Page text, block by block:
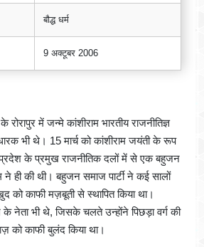
बौद्ध धर्म
9 अक्टूबर 2006
रोरापुर में जन्मे कांशीराम भारतीय राजनीतिज्ञ
भी थे। 15 मार्च को कांशीराम जयंती के रूप
प्रदेश के प्रमुख राजनीतिक दलों में से एक बहुजन
ने ही की थी। बहुजन समाज पार्टी ने कई सालों
को काफी मज़बूती से स्थापित किया था।
नेता भी थे, जिसके चलते उन्होंने पिछड़ा वर्ग की
को काफी बुलंद किया था।